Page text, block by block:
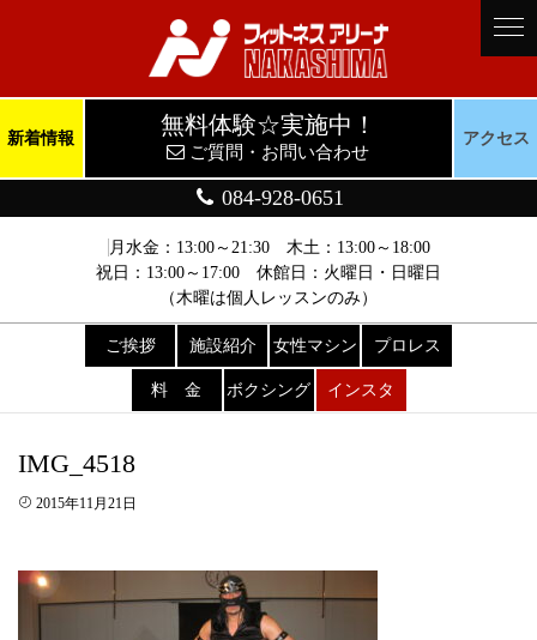
月水金：13:00～21:30 木土：13:00～18:00
祝日：13:00～17:00 休館日：火曜日・日曜日
（木曜は個人レッスンのみ）
084-928-0651
新着情報
無料体験☆実施中！
ご質問・お問い合わせ
アクセス
ご挨拶 施設紹介 女性マシン プロレス
料 金 ボクシング インスタ
IMG_4518
2015年11月21日